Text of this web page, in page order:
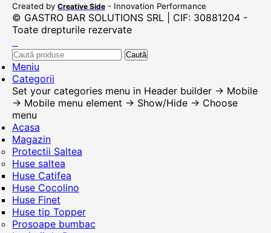
Created by Creative Side - Innovation Performance
© GASTRO BAR SOLUTIONS SRL | CIF: 30881204 -
Toate drepturile rezervate
Caută
Meniu
Categorii
Set your categories menu in Header builder -> Mobile
-> Mobile menu element -> Show/Hide -> Choose
menu
Acasa
Magazin
Protectii Saltea
Huse saltea
Huse Catifea
Huse Cocolino
Huse Finet
Huse tip Topper
Prosoape bumbac